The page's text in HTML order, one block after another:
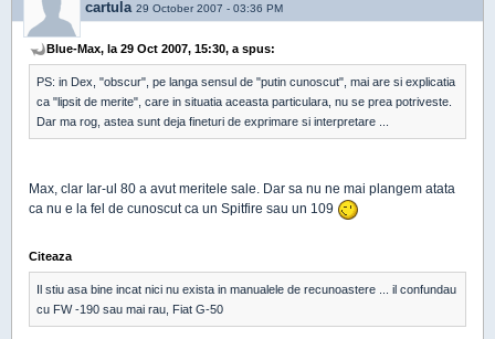
cartula 29 October 2007 - 03:36 PM
Blue-Max, la 29 Oct 2007, 15:30, a spus:
PS: in Dex, "obscur", pe langa sensul de "putin cunoscut", mai are si explicatia
ca "lipsit de merite", care in situatia aceasta particulara, nu se prea potriveste.
Dar ma rog, astea sunt deja fineturi de exprimare si interpretare ...
Max, clar Iar-ul 80 a avut meritele sale. Dar sa nu ne mai plangem atata
ca nu e la fel de cunoscut ca un Spitfire sau un 109
Citeaza
Il stiu asa bine incat nici nu exista in manualele de recunoastere ... il confundau
cu FW -190 sau mai rau, Fiat G-50